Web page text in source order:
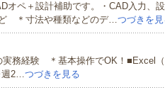
オペ＋設計補助です。・CAD入力、
＊寸法や種類などのデ…つづきを見
実務経験 ＊基本操作でOK！■Excel
週2…つづきを見る